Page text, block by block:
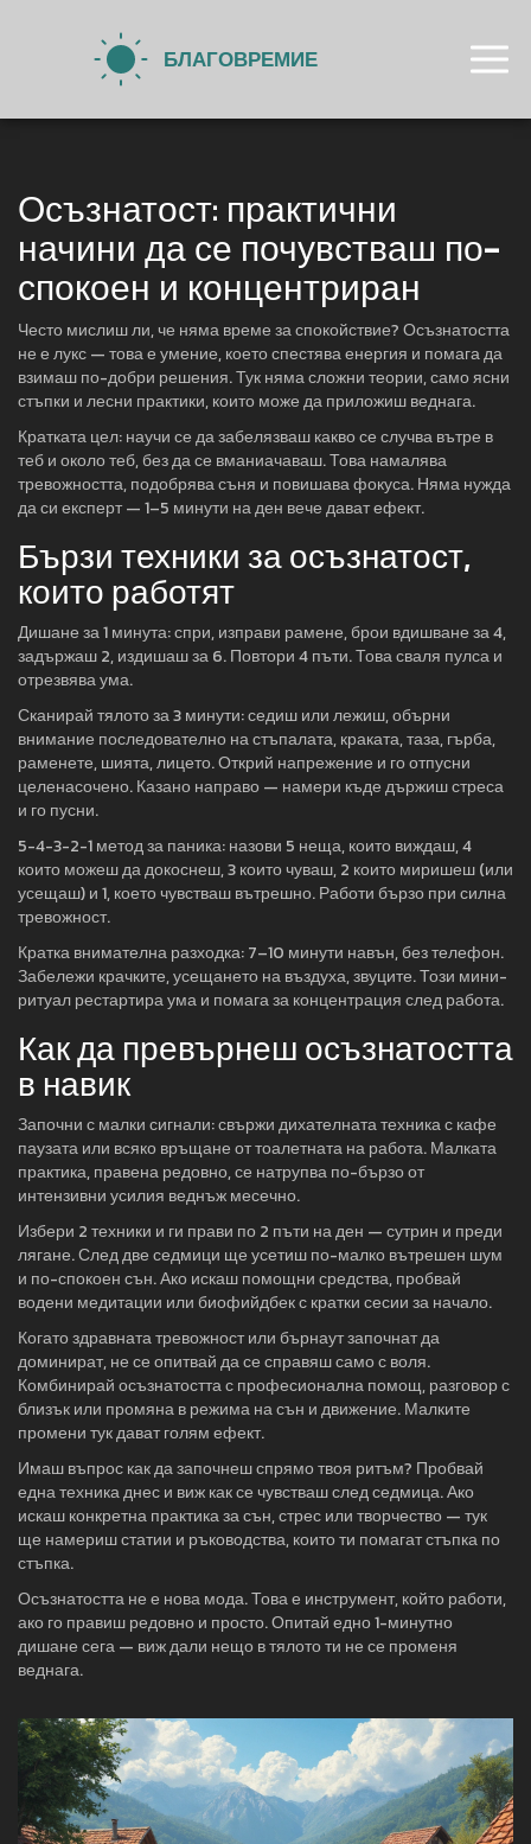
Осъзнатост: практични
начини да се почувстваш по-
спокоен и концентриран
Често мислиш ли, че няма време за спокойствие? Осъзнатостта
не е лукс — това е умение, което спестява енергия и помага да
взимаш по-добри решения. Тук няма сложни теории, само ясни
стъпки и лесни практики, които може да приложиш веднага.
Кратката цел: научи се да забелязваш какво се случва вътре в
теб и около теб, без да се вманиачаваш. Това намалява
тревожността, подобрява съня и повишава фокуса. Няма нужда
да си експерт — 1–5 минути на ден вече дават ефект.
Бързи техники за осъзнатост,
които работят
Дишане за 1 минута: спри, изправи рамене, брои вдишване за 4,
задържаш 2, издишаш за 6. Повтори 4 пъти. Това сваля пулса и
отрезвява ума.
Сканирай тялото за 3 минути: седиш или лежиш, обърни
внимание последователно на стъпалата, краката, таза, гърба,
раменете, шията, лицето. Открий напрежение и го отпусни
целенасочено. Казано направо — намери къде държиш стреса
и го пусни.
5-4-3-2-1 метод за паника: назови 5 неща, които виждаш, 4
които можеш да докоснеш, 3 които чуваш, 2 които миришеш (или
усещаш) и 1, което чувстваш вътрешно. Работи бързо при силна
тревожност.
Кратка внимателна разходка: 7–10 минути навън, без телефон.
Забележи крачките, усещането на въздуха, звуците. Този мини-
ритуал рестартира ума и помага за концентрация след работа.
Как да превърнеш осъзнатостта
в навик
Започни с малки сигнали: свържи дихателната техника с кафе
паузата или всяко връщане от тоалетната на работа. Малката
практика, правена редовно, се натрупва по-бързо от
интензивни усилия веднъж месечно.
Избери 2 техники и ги прави по 2 пъти на ден — сутрин и преди
лягане. След две седмици ще усетиш по-малко вътрешен шум
и по-спокоен сън. Ако искаш помощни средства, пробвай
водени медитации или биофийдбек с кратки сесии за начало.
Когато здравната тревожност или бърнаут започнат да
доминират, не се опитвай да се справяш само с воля.
Комбинирай осъзнатостта с професионална помощ, разговор с
близък или промяна в режима на сън и движение. Малките
промени тук дават голям ефект.
Имаш въпрос как да започнеш спрямо твоя ритъм? Пробвай
една техника днес и виж как се чувстваш след седмица. Ако
искаш конкретна практика за сън, стрес или творчество — тук
ще намериш статии и ръководства, които ти помагат стъпка по
стъпка.
Осъзнатостта не е нова мода. Това е инструмент, който работи,
ако го правиш редовно и просто. Опитай едно 1-минутно
дишане сега — виж дали нещо в тялото ти не се променя
веднага.